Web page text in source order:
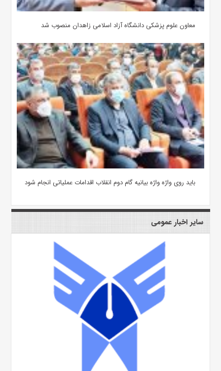
معاون علوم‌ پزشکی دانشگاه آزاد اسلامی زاهدان منصوب شد
باید روی واژه واژه بیانیه گام دوم انقلاب اقدامات عملیاتی انجام شود
سایر اخبار عمومی